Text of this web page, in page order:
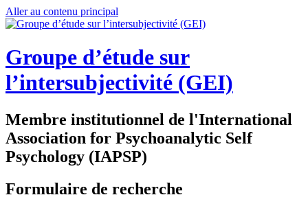
Aller au contenu principal
Groupe d’étude sur
l’intersubjectivité (GEI)
Membre institutionnel de l'International
Association for Psychoanalytic Self
Psychology (IAPSP)
Formulaire de recherche